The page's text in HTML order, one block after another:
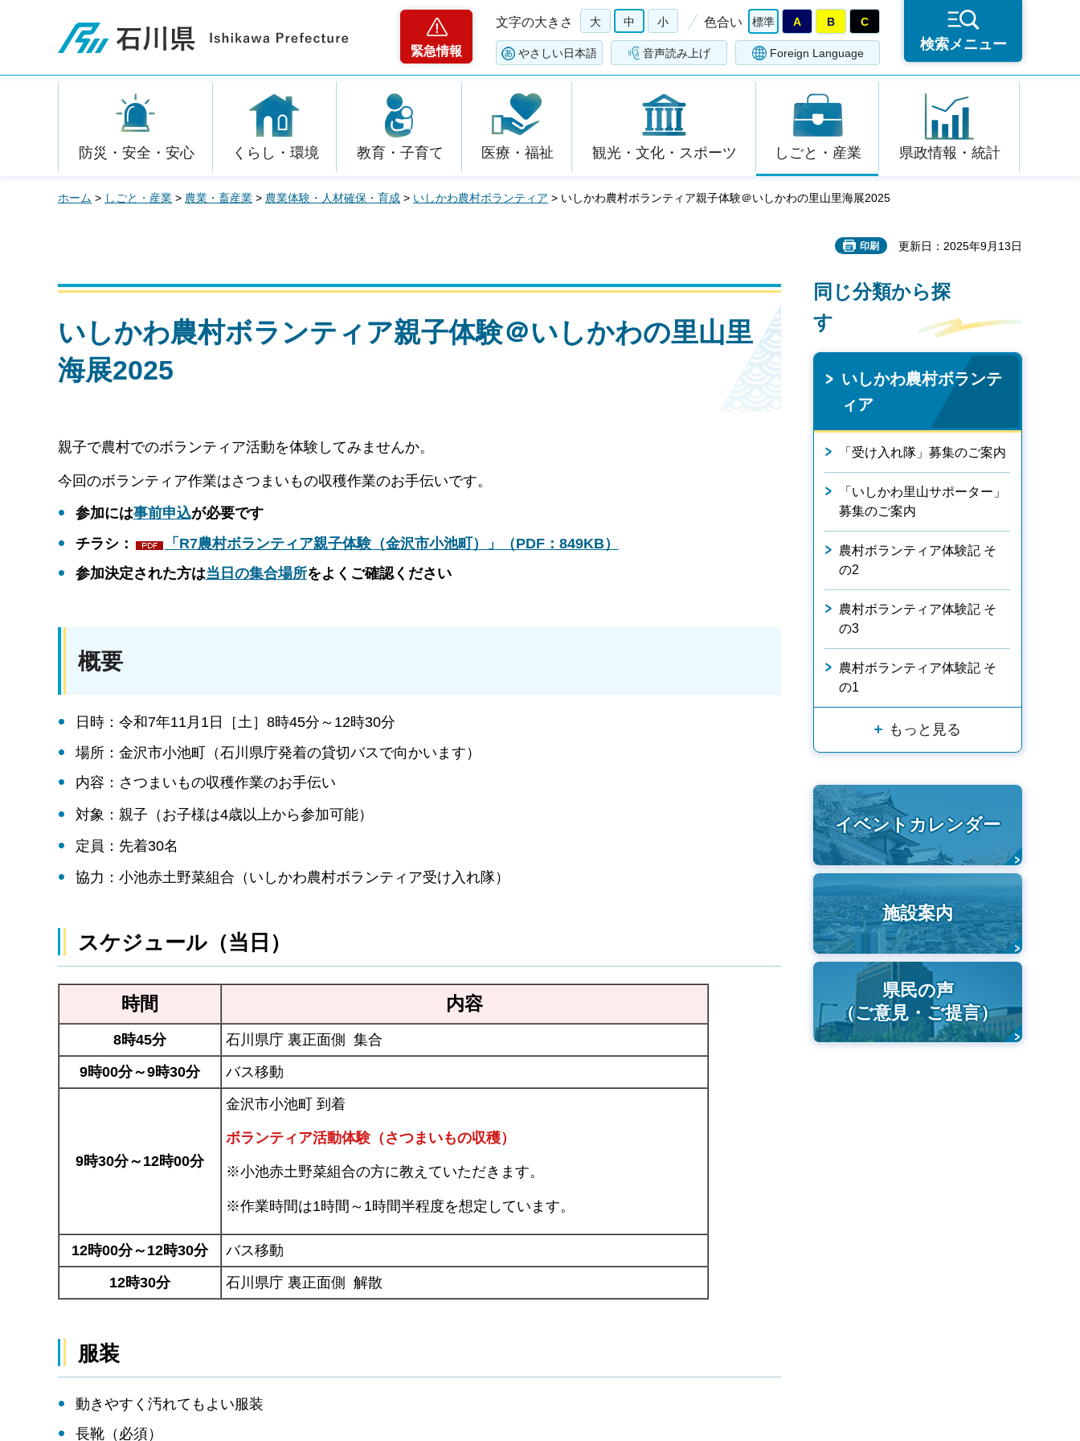
石川県
緊急情報
文字の大きさ 大 中 小 色合い 標準 A B C
やさしい日本語 音声読み上げ Foreign Language
検索メニュー
防災・安全・安心 くらし・環境 教育・子育て 医療・福祉 観光・文化・スポーツ しごと・産業 県政情報・統計
ホーム > しごと・産業 > 農業・畜産業 > 農業体験・人材確保・育成 > いしかわ農村ボランティア > いしかわ農村ボランティア親子体験＠いしかわの里山里海展2025
印刷 更新日：2025年9月13日
いしかわ農村ボランティア親子体験＠いしかわの里山里
海展2025
親子で農村でのボランティア活動を体験してみませんか。
今回のボランティア作業はさつまいもの収穫作業のお手伝いです。
参加には事前申込が必要です
チラシ：
「R7農村ボランティア親子体験（金沢市小池町）」（PDF：849KB）
参加決定された方は当日の集合場所をよくご確認ください
概要
日時：令和7年11月1日［土］8時45分～12時30分
場所：金沢市小池町（石川県庁発着の貸切バスで向かいます）
内容：さつまいもの収穫作業のお手伝い
対象：親子（お子様は4歳以上から参加可能）
定員：先着30名
協力：小池赤土野菜組合（いしかわ農村ボランティア受け入れ隊）
スケジュール（当日）
時間 内容
8時45分
石川県庁 裏正面側 集合
9時00分～9時30分
バス移動
9時30分～12時00分
金沢市小池町 到着
ボランティア活動体験（さつまいもの収穫）
※小池赤土野菜組合の方に教えていただきます。
※作業時間は1時間～1時間半程度を想定しています。
12時00分～12時30分
バス移動
12時30分
石川県庁 裏正面側 解散
服装
動きやすく汚れてもよい服装
長靴（必須）
同じ分類から探
す
いしかわ農村ボランテ
ィア
「受け入れ隊」募集のご案内
「いしかわ里山サポーター」
募集のご案内
農村ボランティア体験記 そ
の2
農村ボランティア体験記 そ
の3
農村ボランティア体験記 そ
の1
もっと見る
イベントカレンダー
施設案内
県民の声
（ご意見・ご提言）